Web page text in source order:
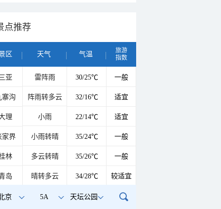
点推荐
区 天气 气温
旅游
指数
亚 雷阵雨 30/25℃ 一般
寨沟 阵雨转多云 32/16℃ 适宜
理 小雨 22/14℃ 适宜
家界 小雨转晴 35/24℃ 一般
林 多云转晴 35/26℃ 一般
岛 晴转多云 34/28℃ 较适宜
京 5A 天坛公园